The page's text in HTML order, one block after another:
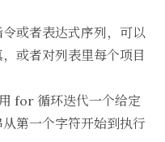
或者表达式序列，可以
或者对列表里每个项目
for 循环迭代一个给定
第一个字符开始到执行